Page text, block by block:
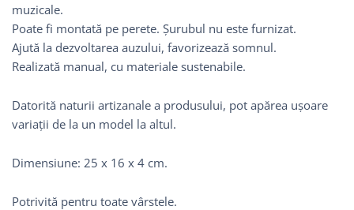
muzicale.
Poate fi montată pe perete. Șurubul nu este furnizat.
Ajută la dezvoltarea auzului, favorizează somnul.
Realizată manual, cu materiale sustenabile.
Datorită naturii artizanale a produsului, pot apărea ușoare
variații de la un model la altul.
Dimensiune: 25 x 16 x 4 cm.
Potrivită pentru toate vârstele.